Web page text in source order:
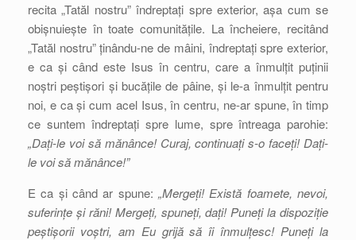
recita „Tatăl nostru” îndreptați spre exterior, așa cum se
obișnuiește în toate comunitățile. La încheiere, recitând
„Tatăl nostru” ținându-ne de mâini, îndreptați spre exterior,
e ca și când este Isus în centru, care a înmulțit puținii
noștri peștișori și bucățile de pâine, și le-a înmulțit pentru
noi, e ca și cum acel Isus, în centru, ne-ar spune, în timp
ce suntem îndreptați spre lume, spre întreaga parohie:
„Dați-le voi să mănânce! Curaj, continuați s-o faceți! Dați-
le voi să mănânce!”
E ca și când ar spune: „Mergeți! Există foamete, nevoi,
suferințe și răni! Mergeți, spuneți, dați! Puneți la dispoziție
peștișorii voștri, am Eu grijă să îi înmulțesc! Puneți la